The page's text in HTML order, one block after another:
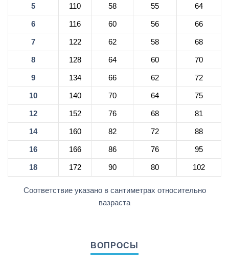
5 110 58 55 64
6 116 60 56 66
7 122 62 58 68
8 128 64 60 70
9 134 66 62 72
10 140 70 64 75
12 152 76 68 81
14 160 82 72 88
16 166 86 76 95
18 172 90 80 102
Соответствие указано в сантиметрах относительно
вазраста